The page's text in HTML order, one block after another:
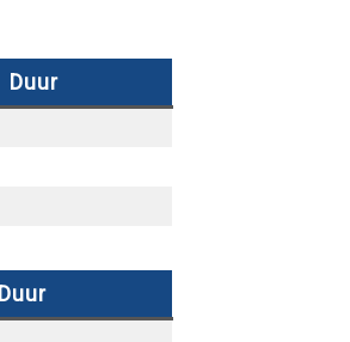
Duur
Duur